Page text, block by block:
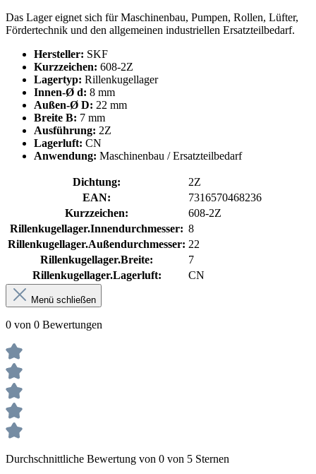
Das Lager eignet sich für Maschinenbau, Pumpen, Rollen, Lüfter,
Fördertechnik und den allgemeinen industriellen Ersatzteilbedarf.
Hersteller: SKF
Kurzzeichen: 608-2Z
Lagertyp: Rillenkugellager
Innen-Ø d: 8 mm
Außen-Ø D: 22 mm
Breite B: 7 mm
Ausführung: 2Z
Lagerluft: CN
Anwendung: Maschinenbau / Ersatzteilbedarf
Dichtung:
2Z
EAN:
7316570468236
Kurzzeichen:
608-2Z
Rillenkugellager.Innendurchmesser: 8
Rillenkugellager.Außendurchmesser: 22
Rillenkugellager.Breite:
7
Rillenkugellager.Lagerluft:
CN
Menü schließen
0 von 0 Bewertungen
Durchschnittliche Bewertung von 0 von 5 Sternen